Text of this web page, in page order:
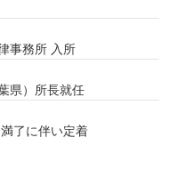
事務所 入所
県）所長就任
了に伴い定着